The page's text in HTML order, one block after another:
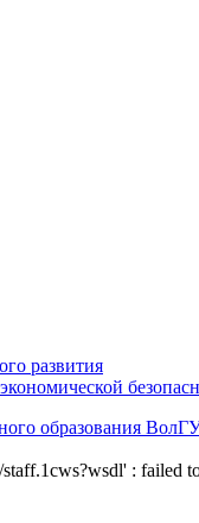
развития
образования
: failed